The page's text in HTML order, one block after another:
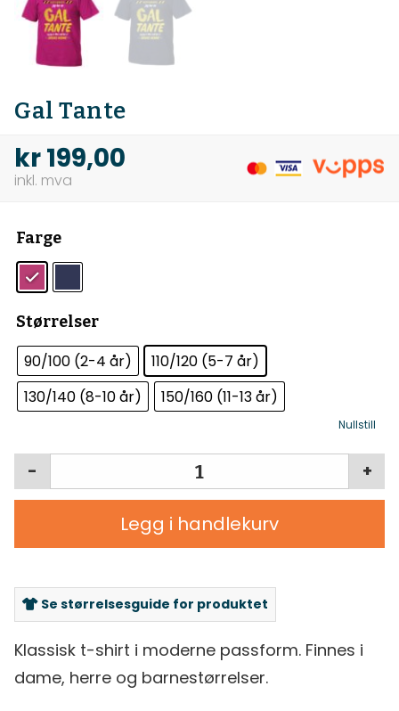
Gal Tante
kr199,00
Farge
Størrelser
90/100 (2-4 år)
110/120 (5-7 år)
130/140 (8-10 år)
150/160 (11-13 år)
Nullstill
+
-
Legg i handlekurv
Se størrelsesguide for produktet
Klassisk t-shirt i moderne passform. Finnes i
dame, herre og barnestørrelser.